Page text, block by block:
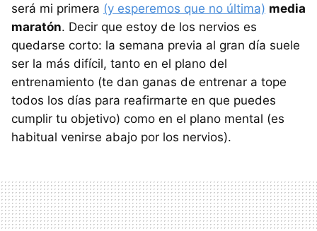
será mi primera (y esperemos que no última) media
maratón. Decir que estoy de los nervios es
quedarse corto: la semana previa al gran día suele
ser la más difícil, tanto en el plano del
entrenamiento (te dan ganas de entrenar a tope
todos los días para reafirmarte en que puedes
cumplir tu objetivo) como en el plano mental (es
habitual venirse abajo por los nervios).